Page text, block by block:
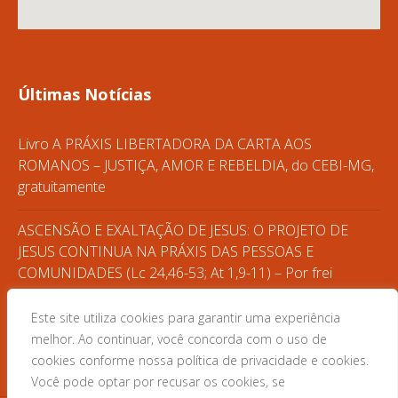
Este site utiliza cookies para garantir uma experiência
melhor. Ao continuar, você concorda com o uso de
cookies conforme nossa política de privacidade e cookies.
Você pode optar por recusar os cookies, se
Últimas Notícias
Livro A PRÁXIS LIBERTADORA DA CARTA AOS
ROMANOS – JUSTIÇA, AMOR E REBELDIA, do CEBI-MG,
gratuitamente
ASCENSÃO E EXALTAÇÃO DE JESUS: O PROJETO DE
JESUS CONTINUA NA PRÁXIS DAS PESSOAS E
COMUNIDADES (Lc 24,46-53; At 1,9-11) – Por frei
Gilvander
CASA DO POVO – FORMAÇÃO POPULAR